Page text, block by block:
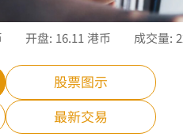
股票图示
最新交易